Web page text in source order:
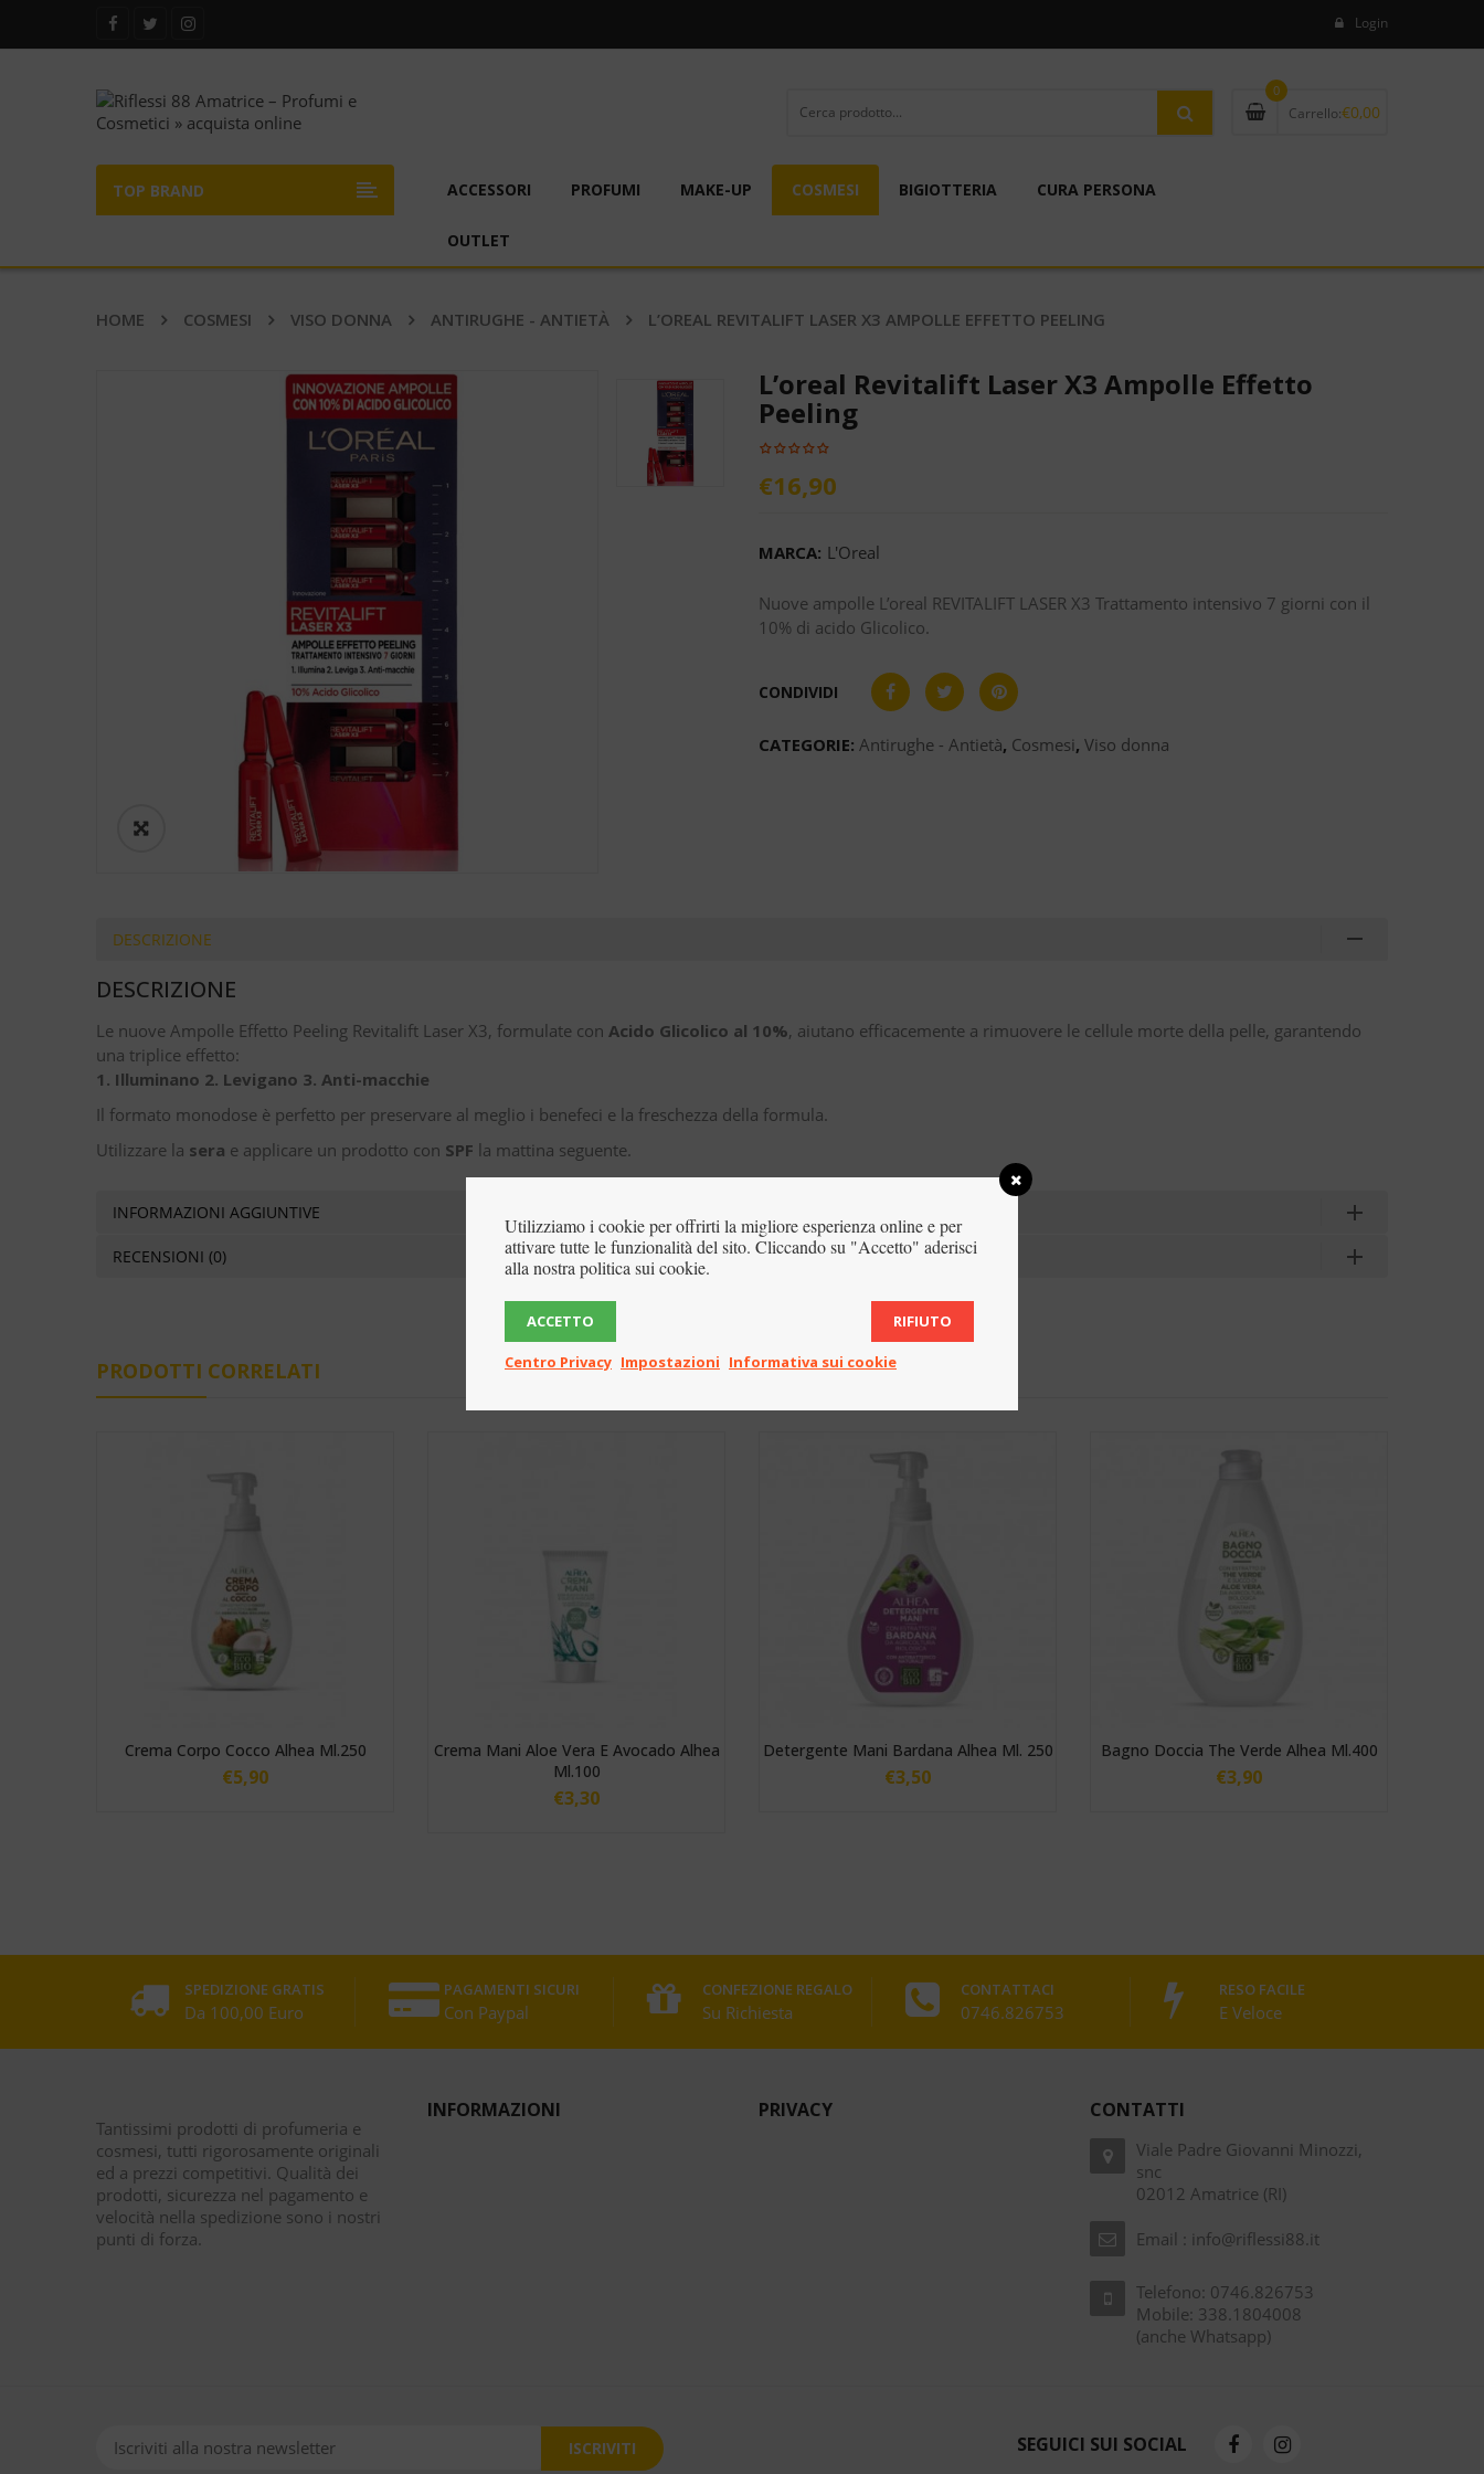
Login
0
Carrello:€0,00
TOP BRAND ACCESSORI PROFUMI MAKE-UP COSMESI BIGIOTTERIA CURA PERSONA
OUTLET
HOME COSMESI VISO DONNA ANTIRUGHE - ANTIETÀ L’OREAL REVITALIFT LASER X3 AMPOLLE EFFETTO PEELING
L’oreal Revitalift Laser X3 Ampolle Effetto
Peeling
€16,90
MARCA: L'Oreal
Nuove ampolle L’oreal REVITALIFT LASER X3 Trattamento intensivo 7 giorni con il
10% di acido Glicolico.
CONDIVIDI
CATEGORIE: Antirughe - Antietà, Cosmesi, Viso donna
DESCRIZIONE
DESCRIZIONE
Le nuove Ampolle Effetto Peeling Revitalift Laser X3, formulate con Acido Glicolico al 10%, aiutano efficacemente a rimuovere le cellule morte della pelle, garantendo
una triplice effetto:
1. Illuminano 2. Levigano 3. Anti-macchie
Il formato monodose è perfetto per preservare al meglio i benefeci e la freschezza della formula.
Utilizzare la sera e applicare un prodotto con SPF la mattina seguente.
INFORMAZIONI AGGIUNTIVE
RECENSIONI (0)
PRODOTTI CORRELATI
Crema Corpo Cocco Alhea Ml.250
€5,90
Crema Mani Aloe Vera E Avocado Alhea
Ml.100
€3,30
Detergente Mani Bardana Alhea Ml. 250
€3,50
Bagno Doccia The Verde Alhea Ml.400
€3,90
SPEDIZIONE GRATIS
Da 100,00 Euro
PAGAMENTI SICURI
Con Paypal
CONFEZIONE REGALO
Su Richiesta
CONTATTACI
0746.826753
RESO FACILE
E Veloce
Tantissimi prodotti di profumeria e
cosmesi, tutti rigorosamente originali
ed a prezzi competitivi. Qualità dei
prodotti, sicurezza nel pagamento e
velocità nella spedizione sono i nostri
punti di forza.
INFORMAZIONI PRIVACY CONTATTI
Viale Padre Giovanni Minozzi,
snc
02012 Amatrice (RI)
Email : info@riflessi88.it
Telefono: 0746.826753
Mobile: 338.1804008
(anche Whatsapp)
SEGUICI SUI SOCIAL
Utilizziamo i cookie per offrirti la migliore esperienza online e per
attivare tutte le funzionalità del sito. Cliccando su "Accetto" aderisci
alla nostra politica sui cookie.
ACCETTO RIFIUTO
Centro Privacy Impostazioni Informativa sui cookie